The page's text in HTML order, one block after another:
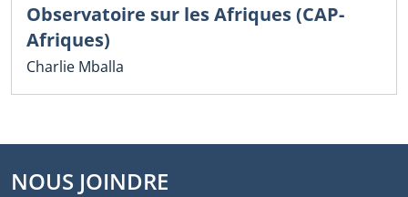
Observatoire sur les Afriques (CAP-
Afriques)
Charlie Mballa
NOUS JOINDRE